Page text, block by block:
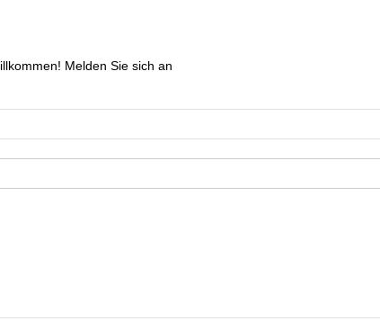
Melden Sie sich an